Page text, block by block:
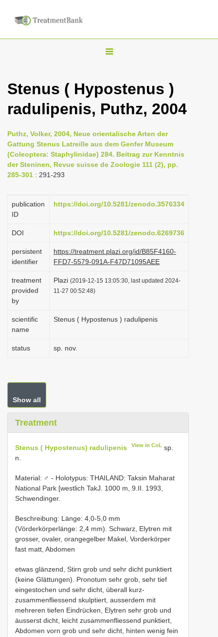
T
g
l
n
a
a
i
n
Stenus ( Hypostenus )
radulipenis, Puthz, 2004
Puthz, Volker, 2004, Neue orientalische Arten der
Gattung Stenus Latreille aus dem Genfer Museum
(Coleoptera: Staphylinidae) 284. Beitrag zur Kenntnis
der Steninen, Revue suisse de Zoologie 111 (2), pp.
285-301 : 291-293
publication
ID
https://doi.org/10.5281/zenodo.3576334
DOI https://doi.org/10.5281/zenodo.6269736
persistent
identifier
https://treatment.plazi.org/id/B85F4160-
FFD7-5579-091A-F47D71095AEE
treatment
provided
by
Plazi (2019-12-15 13:05:30, last updated 2024-
11-27 00:52:48)
scientific
name
Stenus ( Hypostenus ) radulipenis
status sp. nov.
Show all
Treatment
Stenus ( Hypostenus) radulipenis View in CoL sp.
n.
Material: ♂ - Holotypus: THAILAND: Taksin Maharat
National Park [westlich TakJ. 1000 m, 9.II. 1993,
Schwendinger.
Beschreibung: Länge: 4,0-5,0 mm
(Vörderkörperlänge: 2,4 mm). Schwarz, Elytren mit
grosser, ovaler, orangegelber Makel, Vorderkörper
fast matt, Abdomen
etwas glänzend, Stirn grob und sehr dicht punktiert
(keine Glättungen). Pronotum sehr grob, sehr tief
eingestochen und sehr dicht, überall kurz-
zusammenfliessend skulptiert, ausserdem mit
mehreren tiefen Eindrücken, Elytren sehr grob und
äusserst dicht, leicht zusammenfliessend punktiert,
Abdomen vorn grob und sehr dicht, hinten wenig fein